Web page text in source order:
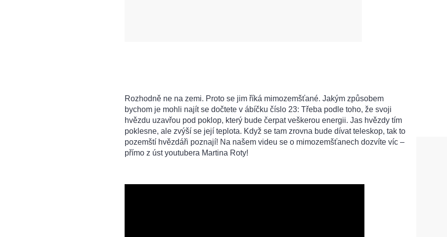
Rozhodně ne na zemi. Proto se jim říká mimozemšťané. Jakým způsobem
bychom je mohli najít se dočtete v ábíčku číslo 23: Třeba podle toho, že svoji
hvězdu uzavřou pod poklop, který bude čerpat veškerou energii. Jas hvězdy tím
poklesne, ale zvýší se její teplota. Když se tam zrovna bude dívat teleskop, tak to
pozemští hvězdáři poznají! Na našem videu se o mimozemšťanech dozvíte víc –
přímo z úst youtubera Martina Roty!